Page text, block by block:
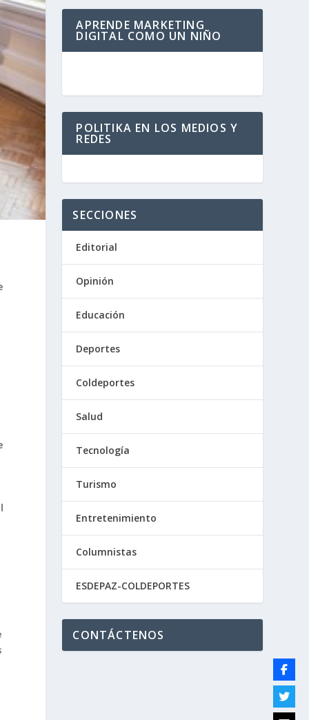
APRENDE MARKETING
DIGITAL COMO UN NIÑO
POLITIKA EN LOS MEDIOS Y
REDES
SECCIONES
Editorial
Opinión
Educación
Deportes
Coldeportes
Salud
Tecnología
Turismo
Entretenimiento
Columnistas
ESDEPAZ-COLDEPORTES
CONTÁCTENOS